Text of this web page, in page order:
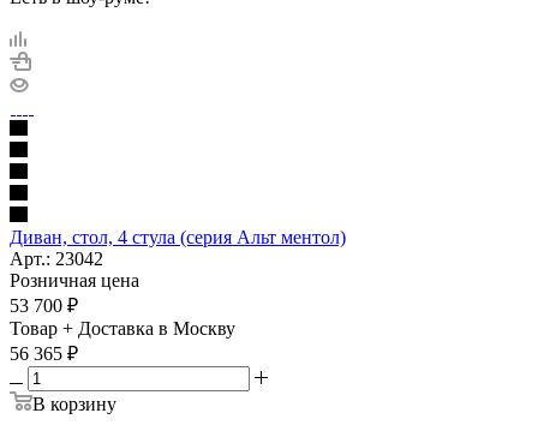
Диван, стол, 4 стула (серия Альт ментол)
Арт.: 23042
Розничная цена
53 700 ₽
Товар + Доставка в Москву
56 365 ₽
В корзину